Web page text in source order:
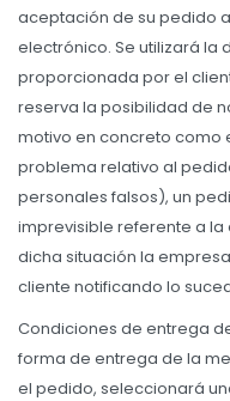
aceptación de su pedido
electrónico. Se utilizará
proporcionada por el
reserva la posibilidad de
motivo en concreto como
problema relativo al
personales falsos), un
imprevisible referente a la
dicha situación la
cliente notificando lo
Condiciones de entrega
forma de entrega de la
el pedido, seleccionará